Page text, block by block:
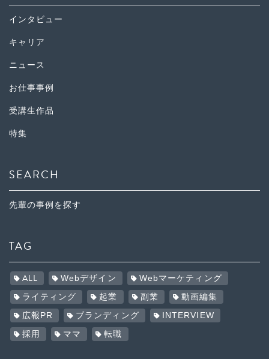
インタビュー
キャリア
ニュース
お仕事事例
受講生作品
特集
SEARCH
先輩の事例を探す
TAG
ALL Webデザイン Webマーケティング
ライティング 起業 副業 動画編集
広報PR ブランディング INTERVIEW
採用 ママ 転職